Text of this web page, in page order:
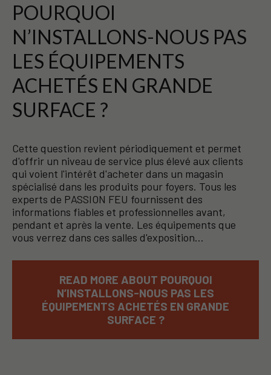
POURQUOI
N’INSTALLONS-NOUS PAS
LES ÉQUIPEMENTS
ACHETÉS EN GRANDE
SURFACE ?
Cette question revient périodiquement et permet
d'offrir un niveau de service plus élevé aux clients
qui voient l'intérêt d'acheter dans un magasin
spécialisé dans les produits pour foyers. Tous les
experts de PASSION FEU fournissent des
informations fiables et professionnelles avant,
pendant et après la vente. Les équipements que
vous verrez dans ces salles d'exposition…
READ MORE ABOUT POURQUOI
N’INSTALLONS-NOUS PAS LES
ÉQUIPEMENTS ACHETÉS EN GRANDE
SURFACE ?